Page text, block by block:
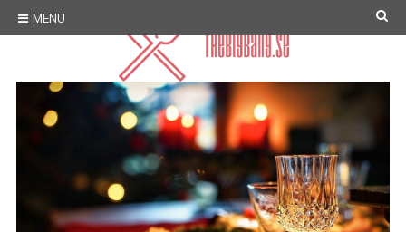
Skip
to
MENU